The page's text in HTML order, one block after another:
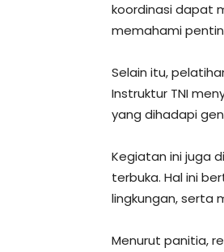
koordinasi dapat
memahami
Selain itu,
Instruktur TNI
yang dihadapi
Kegiatan ini juga
terbuka. Hal ini
lingkungan, serta
Menurut panitia,